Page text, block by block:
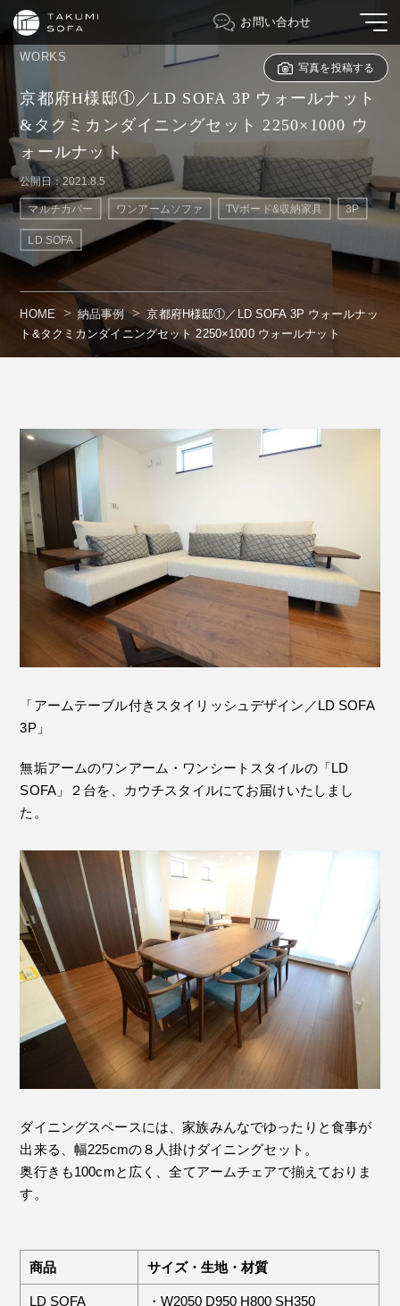
お問い合わせ
WORKS
京都府H様邸①／LD SOFA 3P ウォールナット
&タクミカンダイニングセット 2250×1000 ウ
ォールナット
公開日：2021.8.5
マルチカバー ワンアームソファ TVボード&収納家具 3P
LD SOFA
HOME 納品事例
京都府H様邸①／LD SOFA 3P ウォールナッ
ト&タクミカンダイニングセット 2250×1000 ウォールナット
写真を投稿する
「アームテーブル付きスタイリッシュデザイン／LD SOFA
3P」
無垢アームのワンアーム・ワンシートスタイルの「LD
SOFA」２台を、カウチスタイルにてお届けいたしまし
た。
ダイニングスペースには、家族みんなでゆったりと食事が
出来る、幅225cmの８人掛けダイニングセット。
奥行きも100cmと広く、全てアームチェアで揃えておりま
す。
商品 サイズ・生地・材質
LD SOFA
・W2050 D950 H800 SH350